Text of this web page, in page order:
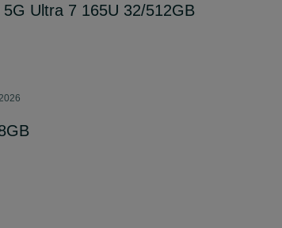
Ultra 7 165U 32/512GB